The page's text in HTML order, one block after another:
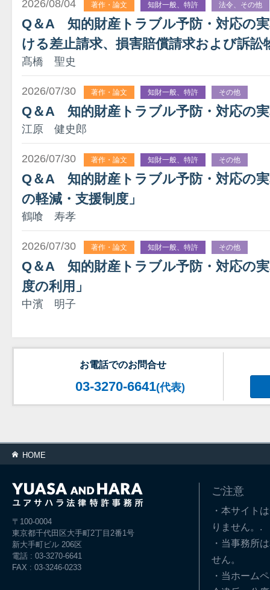
2026/08/04 著作・論文 知財一般、特許 法令、その他
Q＆A 知的財産トラブル予防・対応の
ける差止請求、損害賠償請求および訴訟
髙橋 聖史
2026/07/30 著作・論文 知財一般、特許 その他
Q＆A 知的財産トラブル予防・対応の
江原 健史郎
2026/07/30 著作・論文 知財一般、特許 その他
Q＆A 知的財産トラブル予防・対応の
の軽減・支援制度」
鶴喰 寿孝
2026/07/30 著作・論文 知財一般、特許 その他
Q＆A 知的財産トラブル予防・対応の
度の利用」
中濱 明子
お電話でのお問合せ
03-3270-6641(代表)
HOME
〒100-0004
東京都千代田区大手町2丁目2番1号
新大手町ビル 206区
電話 : 03-3270-6641
FAX : 03-3246-0233
ご注意
・本サイト
りません。.
・当事務所
せん。
・当ホーム